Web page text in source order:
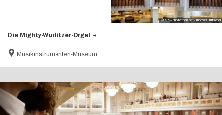
Die Mighty-Wurlitzer-Orgel
Musikinstrumenten-Museum
© SPK/photothek.net/Thomas Trutschel